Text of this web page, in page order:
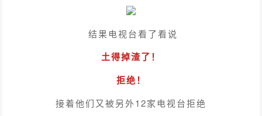
结果电视台看了看说
土得掉渣了！
拒绝！
接着他们又被另外12家电视台拒绝